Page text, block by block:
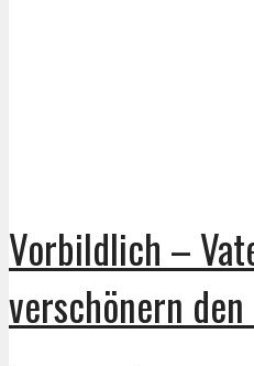
Vorbildlich –
verschönern den